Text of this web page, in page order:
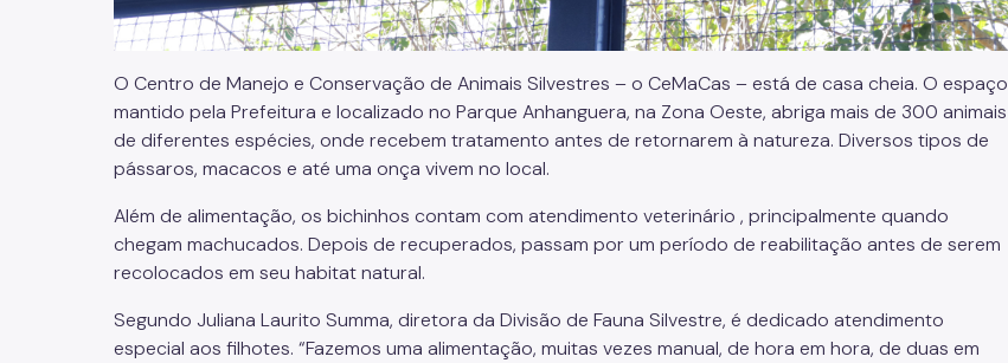
O Centro de Manejo e Conservação de Animais Silvestres – o CeMaCas – está de casa cheia. O espaço
mantido pela Prefeitura e localizado no Parque Anhanguera, na Zona Oeste, abriga mais de 300 animais
de diferentes espécies, onde recebem tratamento antes de retornarem à natureza. Diversos tipos de
pássaros, macacos e até uma onça vivem no local.
Além de alimentação, os bichinhos contam com atendimento veterinário , principalmente quando
chegam machucados. Depois de recuperados, passam por um período de reabilitação antes de serem
recolocados em seu habitat natural.
Segundo Juliana Laurito Summa, diretora da Divisão de Fauna Silvestre, é dedicado atendimento
especial aos filhotes. “Fazemos uma alimentação, muitas vezes manual, de hora em hora, de duas em